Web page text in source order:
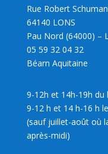
Rue Robert
64140 LONS
Pau Nord (64000) –
05 59 32 04 32
Béarn Aquitaine
9-12h et 14h-19h du
9-12 h et 14 h-16 h
(sauf juillet-août où
après-midi)